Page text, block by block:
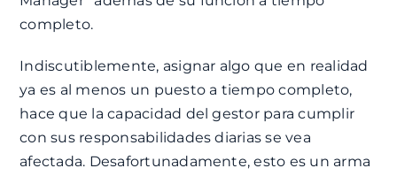
completo.
Indiscutiblemente, asignar algo que en realidad
ya es al menos un puesto a tiempo completo,
hace que la capacidad del gestor para cumplir
con sus responsabilidades diarias se vea
afectada. Desafortunadamente, esto es un arma